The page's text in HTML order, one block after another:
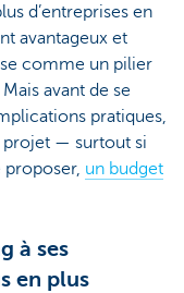
d’entreprises en
avantageux et
comme un pilier
avant de se
pratiques,
projet — surtout si
proposer, un budget
à ses
en plus